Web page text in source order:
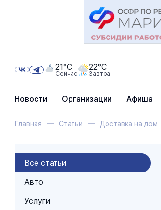
Новости Организации Афиша
21°C
Сейчас
22°C
Завтра
Главная Статьи Доставка на дом
Все статьи
Авто
Услуги